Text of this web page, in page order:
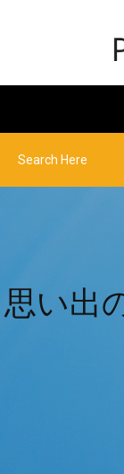
思い出